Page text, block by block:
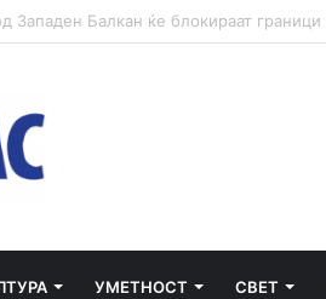
УМЕТНОСТ СВЕТ